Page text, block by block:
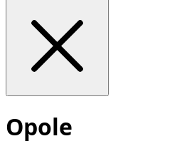
Opole